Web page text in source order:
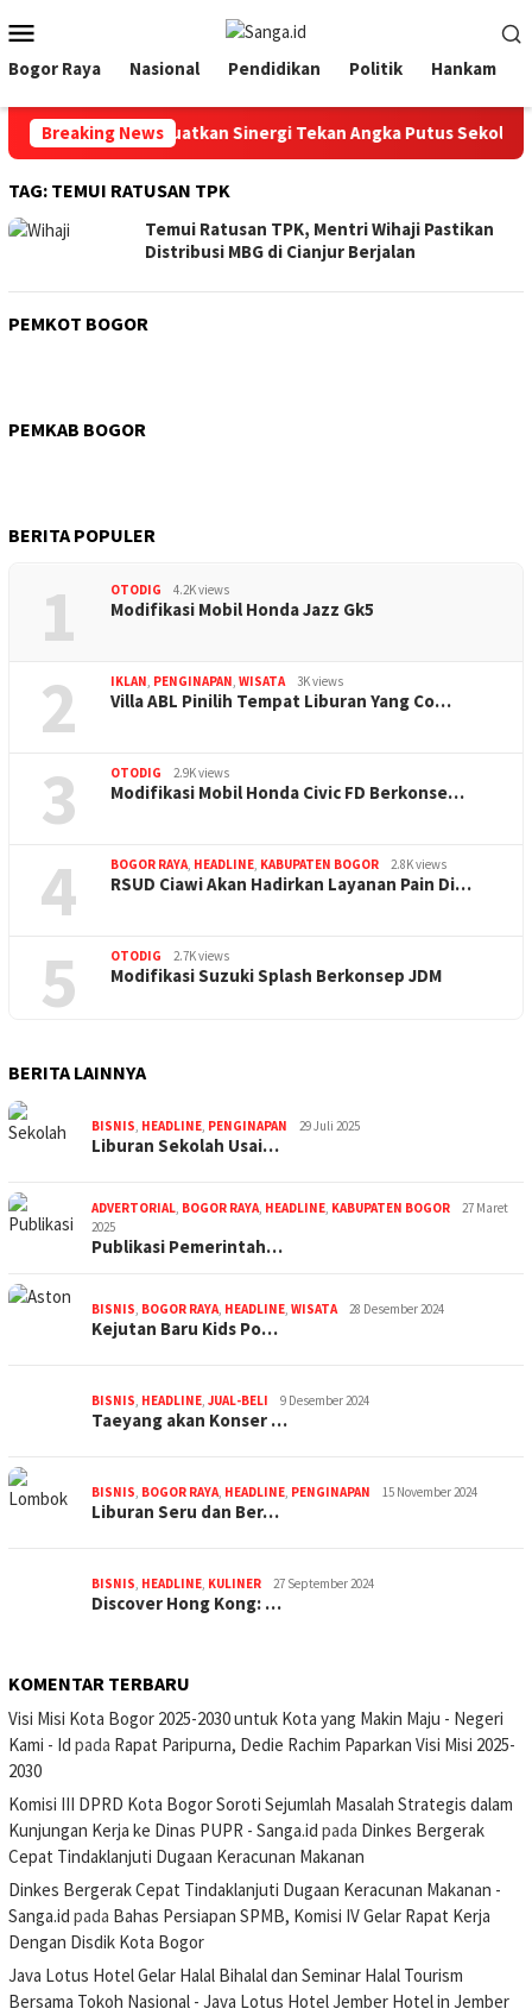
ke
kontenMobile
Bogor Raya Nasional Pendidikan Politik Hankam
Breaking News
Pemkot Bogor Kuatkan Sinergi Tekan Angka Putus Sekolah
TAG: TEMUI RATUSAN TPK
Temui Ratusan TPK, Mentri Wihaji Pastikan
Distribusi MBG di Cianjur Berjalan
PEMKOT BOGOR
PEMKAB BOGOR
BERITA POPULER
1 OTODIG 4.2K views
Modifikasi Mobil Honda Jazz Gk5
2 IKLAN, PENGINAPAN, WISATA 3K views
Villa ABL Pinilih Tempat Liburan Yang Co…
3 OTODIG 2.9K views
Modifikasi Mobil Honda Civic FD Berkonse…
4 BOGOR RAYA, HEADLINE, KABUPATEN BOGOR 2.8K views
RSUD Ciawi Akan Hadirkan Layanan Pain Di…
5 OTODIG 2.7K views
Modifikasi Suzuki Splash Berkonsep JDM
BERITA LAINNYA
BISNIS, HEADLINE, PENGINAPAN 29 Juli 2025
Liburan Sekolah Usai…
ADVERTORIAL, BOGOR RAYA, HEADLINE, KABUPATEN BOGOR
27 Maret
2025
Publikasi Pemerintah…
BISNIS, BOGOR RAYA, HEADLINE, WISATA 28 Desember 2024
Kejutan Baru Kids Po…
BISNIS, HEADLINE, JUAL-BELI 9 Desember 2024
Taeyang akan Konser …
BISNIS, BOGOR RAYA, HEADLINE, PENGINAPAN 15 November 2024
Liburan Seru dan Ber…
BISNIS, HEADLINE, KULINER 27 September 2024
Discover Hong Kong: …
KOMENTAR TERBARU
Visi Misi Kota Bogor 2025-2030 untuk Kota yang Makin Maju - Negeri
Kami - Id pada Rapat Paripurna, Dedie Rachim Paparkan Visi Misi 2025-
2030
Komisi III DPRD Kota Bogor Soroti Sejumlah Masalah Strategis dalam
Kunjungan Kerja ke Dinas PUPR - Sanga.id pada Dinkes Bergerak
Cepat Tindaklanjuti Dugaan Keracunan Makanan
Dinkes Bergerak Cepat Tindaklanjuti Dugaan Keracunan Makanan -
Sanga.id pada Bahas Persiapan SPMB, Komisi IV Gelar Rapat Kerja
Dengan Disdik Kota Bogor
Java Lotus Hotel Gelar Halal Bihalal dan Seminar Halal Tourism
Bersama Tokoh Nasional - Java Lotus Hotel Jember Hotel in Jember